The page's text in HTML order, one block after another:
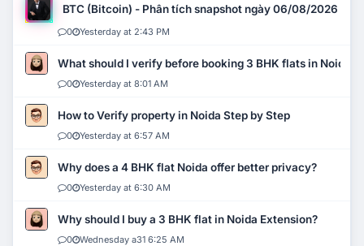
BTC (Bitcoin) - Phân tích snapshot ngày 06/08/2026
0 Yesterday at 2:43 PM
What should I verify before booking 3 BHK flats in Noida?
0 Yesterday at 8:01 AM
How to Verify property in Noida Step by Step
0 Yesterday at 6:57 AM
Why does a 4 BHK flat Noida offer better privacy?
0 Yesterday at 6:30 AM
Why should I buy a 3 BHK flat in Noida Extension?
0 Wednesday a31 6:25 AM